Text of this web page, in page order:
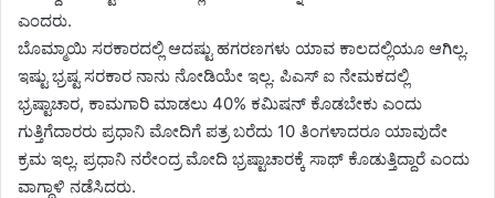
ಎಂದರು.
ಬೊಮ್ಮಾಯಿ‌ ಸರಕಾರದಲ್ಲಿ ಆದಷ್ಟು ಹಗರಣಗಳು ಯಾವ ಕಾಲದಲ್ಲಿಯೂ ಆಗಿಲ್ಲ.
ಇಷ್ಟು ಭ್ರಷ್ಟ ಸರಕಾರ ನಾನು ನೋಡಿಯೇ ಇಲ್ಲ. ಪಿಎಸ್ ಐ ನೇಮಕದಲ್ಲಿ
ಭ್ರಷ್ಟಾಚಾರ, ಕಾಮಗಾರಿ ಮಾಡಲು‌ 40% ಕಮಿಷನ್ ಕೊಡಬೇಕು ಎಂದು
ಗುತ್ತಿಗೆದಾರರು ಪ್ರಧಾನಿ ಮೋದಿಗೆ ಪತ್ರ ಬರೆದು 10 ತಿಂಗಳಾದರೂ ಯಾವುದೇ
ಕ್ರಮ ಇಲ್ಲ. ಪ್ರಧಾನಿ ನರೇಂದ್ರ ಮೋದಿ ಭ್ರಷ್ಟಾಚಾರಕ್ಕೆ ಸಾಥ್ ಕೊಡುತ್ತಿದ್ದಾರೆ ಎಂದು
ವಾಗ್ದಾಳಿ ನಡೆಸಿದರು.